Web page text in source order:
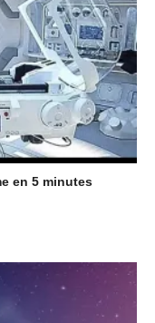
en 5 minutes